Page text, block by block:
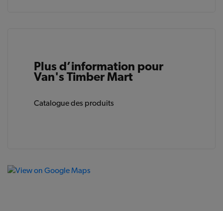
Plus d’information pour
Van's Timber Mart
Catalogue des produits